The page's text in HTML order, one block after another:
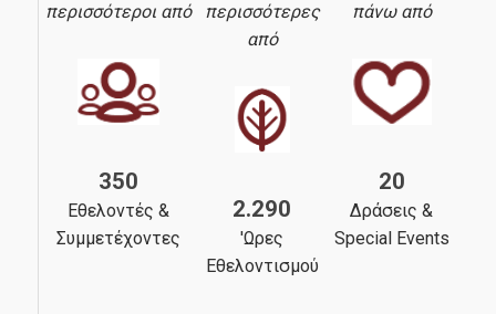
Το Έργο μας
περισσότεροι από
350
Εθελοντές &
Συμμετέχοντες
περισσότερες
από
2.290
'Ωρες
Εθελοντισμού
πάνω από
20
Δράσεις &
Special Events